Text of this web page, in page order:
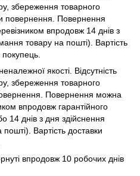
збереження товарного
повернення. Повернення
впродовж 14 днів з
товару на пошті). Вартість
якості. Відсутність
збереження товарного
Повернення можна
впродовж гарантійного
14 днів з дня здійснення
Вартість доставки
впродовж 10 робочих днів